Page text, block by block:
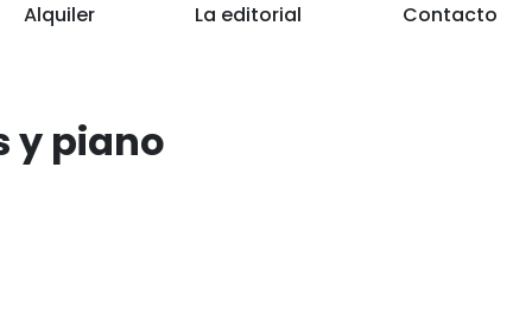
Alquiler La editorial Contacto
y piano